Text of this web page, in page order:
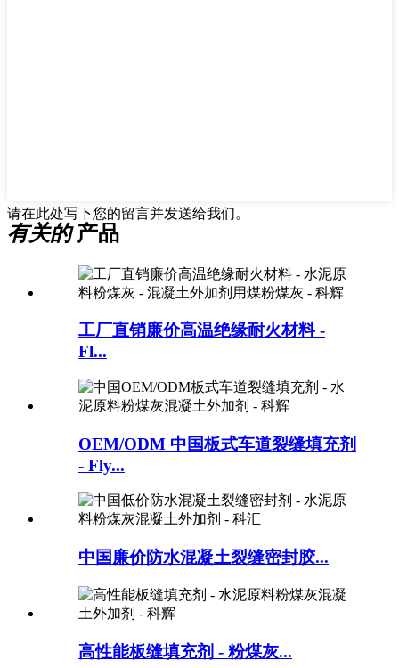
请在此处写下您的留言并发送给我们。
有关的产品
工厂直销廉价高温绝缘耐火材料 -
Fl...
OEM/ODM 中国板式车道裂缝填充剂
- Fly...
中国廉价防水混凝土裂缝密封胶...
高性能板缝填充剂 - 粉煤灰...